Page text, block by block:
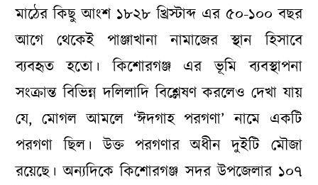
মাঠের কিছু আংশ ১৮২৮ খ্রিস্টাব্দ এর ৫০-১০০ বছর
আগে থেকেই পাঞ্জাখানা নামাজের স্থান হিসাবে
ব্যবহৃত হতো। কিশোরগঞ্জ এর ভূমি ব্যবস্থাপনা
সংক্রান্ত বিভিন্ন দলিলাদি বিশ্লেষণ করলেও দেখা যায়
যে, মোগল আমলে ‘ঈদগাহ পরগণা’ নামে একটি
পরগণা ছিল। উক্ত পরগণার অধীন দুইটি মৌজা
রয়েছে। অন্যদিকে কিশোরগঞ্জ সদর উপজেলার ১০৭